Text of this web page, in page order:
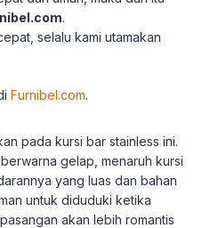
.
selalu kami utamakan
Furnibel.com.
pada kursi bar stainless ini.
gelap, menaruh kursi
yang luas dan bahan
untuk diduduki ketika
akan lebih romantis